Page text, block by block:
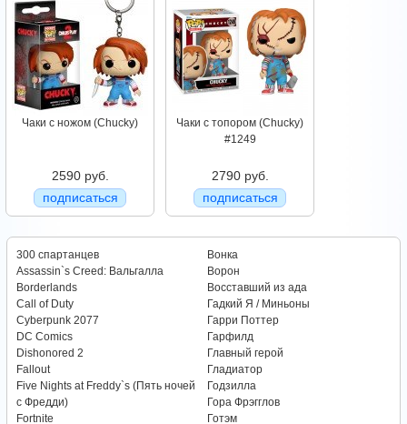
Чаки с ножом (Chucky)
2590 руб.
подписаться
Чаки с топором (Chucky)
#1249
2790 руб.
подписаться
300 спартанцев
Assassin`s Creed: Вальгалла
Borderlands
Call of Duty
Cyberpunk 2077
DC Comics
Dishonored 2
Fallout
Five Nights at Freddy`s (Пять ночей
с Фредди)
Fortnite
Вонка
Ворон
Восставший из ада
Гадкий Я / Миньоны
Гарри Поттер
Гарфилд
Главный герой
Гладиатор
Годзилла
Гора Фрэгглов
Готэм